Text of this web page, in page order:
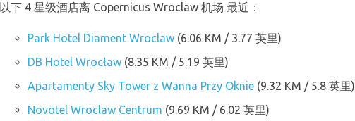
以下 4 星级酒店离 Copernicus Wroclaw 机场 最近：
Park Hotel Diament Wroclaw (6.06 KM / 3.77 英里)
DB Hotel Wrocław (8.35 KM / 5.19 英里)
Apartamenty Sky Tower z Wanna Przy Oknie (9.32 KM / 5.8 英里)
Novotel Wroclaw Centrum (9.69 KM / 6.02 英里)